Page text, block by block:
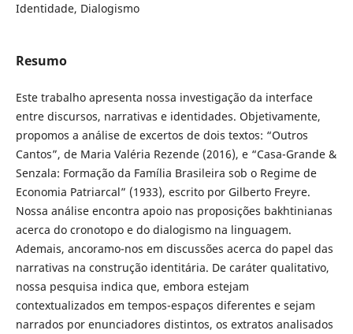
Identidade, Dialogismo
Resumo
Este trabalho apresenta nossa investigação da interface
entre discursos, narrativas e identidades. Objetivamente,
propomos a análise de excertos de dois textos: “Outros
Cantos”, de Maria Valéria Rezende (2016), e “Casa-Grande &
Senzala: Formação da Família Brasileira sob o Regime de
Economia Patriarcal” (1933), escrito por Gilberto Freyre.
Nossa análise encontra apoio nas proposições bakhtinianas
acerca do cronotopo e do dialogismo na linguagem.
Ademais, ancoramo-nos em discussões acerca do papel das
narrativas na construção identitária. De caráter qualitativo,
nossa pesquisa indica que, embora estejam
contextualizados em tempos-espaços diferentes e sejam
narrados por enunciadores distintos, os extratos analisados